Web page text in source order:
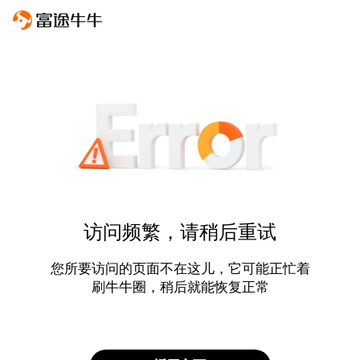
访问频繁，请稍后重试
您所要访问的页面不在这儿，它可能正忙着
刷牛牛圈，稍后就能恢复正常